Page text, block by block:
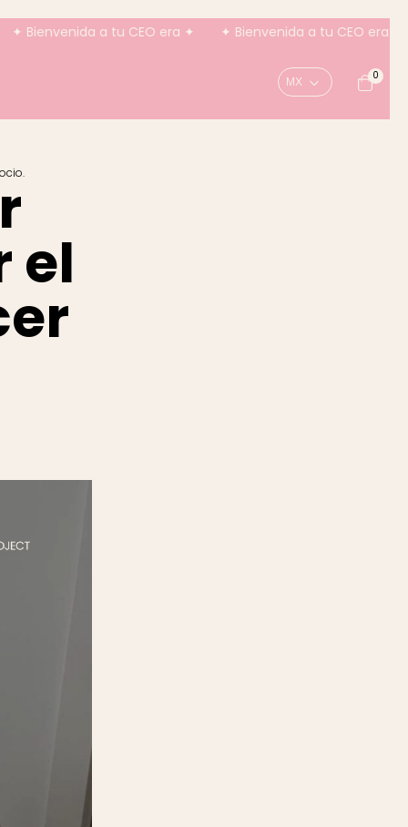
a tu CEO era ✦ ✦ Bienvenida a tu CEO era ✦ ✦
0
el